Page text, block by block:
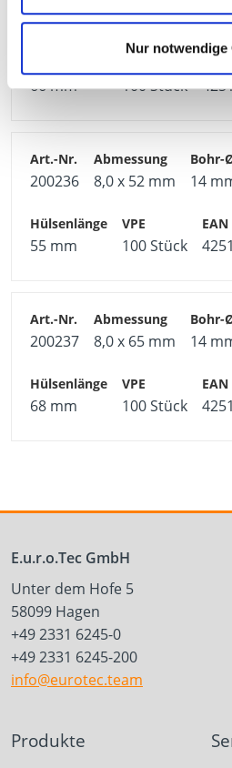
Nur notwendige
200235 6,0 x 65 mm 12
66 mm 100 Stück
200236 8,0 x 52 mm 14
55 mm 100 Stück
200237 8,0 x 65 mm 14
68 mm 100 Stück
E.u.r.o.Tec GmbH
Unter dem Hofe 5
58099 Hagen
+49 2331 6245-0
+49 2331 6245-200
info@eurotec.team
Produkte